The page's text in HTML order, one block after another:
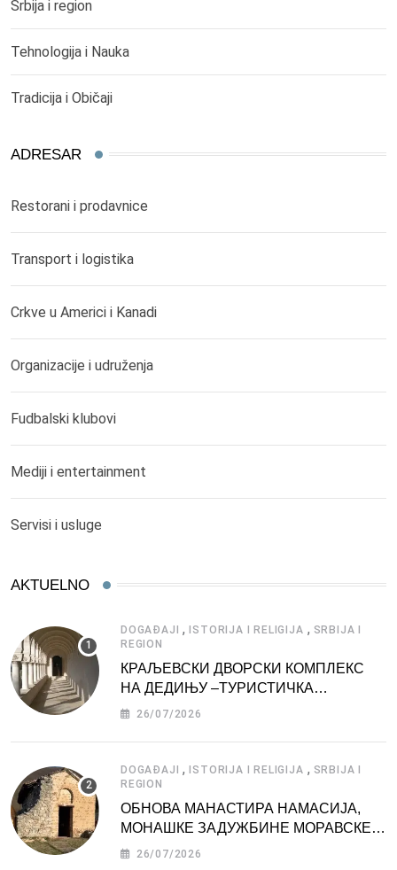
Srbija i region
Tehnologija i Nauka
Tradicija i Običaji
ADRESAR
Restorani i prodavnice
Transport i logistika
Crkve u Americi i Kanadi
Organizacije i udruženja
Fudbalski klubovi
Mediji i entertainment
Servisi i usluge
AKTUELNO
DOGAĐAJI , ISTORIJA I RELIGIJA , SRBIJA I
REGION
КРАЉЕВСКИ ДВОРСКИ КОМПЛЕКС
НА ДЕДИЊУ –ТУРИСТИЧКА
АТРАКЦИЈА
26/07/2026
DOGAĐAJI , ISTORIJA I RELIGIJA , SRBIJA I
REGION
ОБНОВА МАНАСТИРА НАМАСИЈА,
МОНАШКЕ ЗАДУЖБИНЕ МОРАВСКЕ
СРБИЈЕ
26/07/2026